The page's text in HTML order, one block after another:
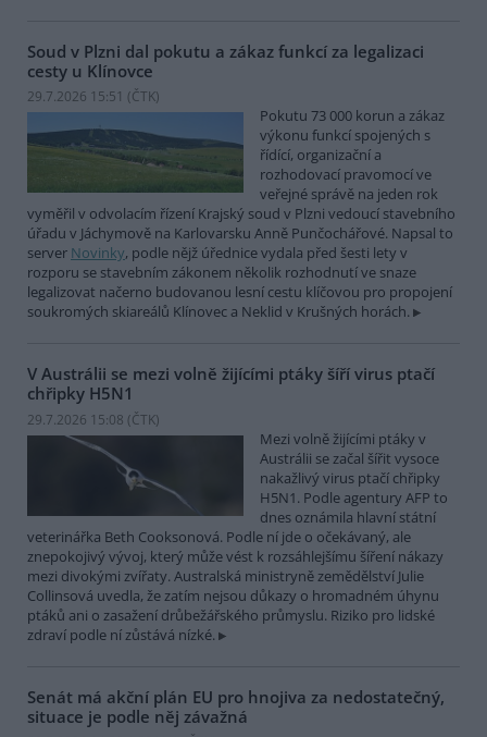
Soud v Plzni dal pokutu a zákaz funkcí za legalizaci
cesty u Klínovce
29.7.2026 15:51 (ČTK)
Pokutu 73 000 korun a zákaz
výkonu funkcí spojených s
řídící, organizační a
rozhodovací pravomocí ve
veřejné správě na jeden rok
vyměřil v odvolacím řízení Krajský soud v Plzni vedoucí stavebního
úřadu v Jáchymově na Karlovarsku Anně Punčochářové. Napsal to
server Novinky, podle nějž úřednice vydala před šesti lety v
rozporu se stavebním zákonem několik rozhodnutí ve snaze
legalizovat načerno budovanou lesní cestu klíčovou pro propojení
soukromých skiareálů Klínovec a Neklid v Krušných horách.
V Austrálii se mezi volně žijícími ptáky šíří virus ptačí
chřipky H5N1
29.7.2026 15:08 (ČTK)
Mezi volně žijícími ptáky v
Austrálii se začal šířit vysoce
nakažlivý virus ptačí chřipky
H5N1. Podle agentury AFP to
dnes oznámila hlavní státní
veterinářka Beth Cooksonová. Podle ní jde o očekávaný, ale
znepokojivý vývoj, který může vést k rozsáhlejšímu šíření nákazy
mezi divokými zvířaty. Australská ministryně zemědělství Julie
Collinsová uvedla, že zatím nejsou důkazy o hromadném úhynu
ptáků ani o zasažení drůbežářského průmyslu. Riziko pro lidské
zdraví podle ní zůstává nízké.
Senát má akční plán EU pro hnojiva za nedostatečný,
situace je podle něj závažná